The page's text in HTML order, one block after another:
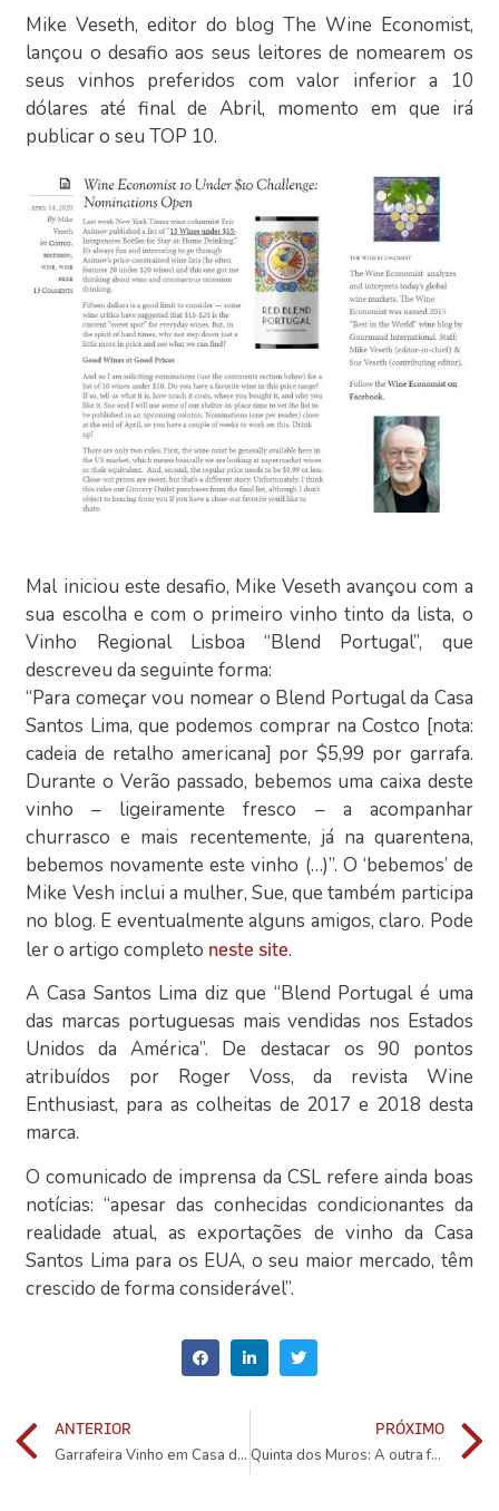
Mike Veseth, editor do blog The Wine Economist,
lançou o desafio aos seus leitores de nomearem os
seus vinhos preferidos com valor inferior a 10
dólares até final de Abril, momento em que irá
publicar o seu TOP 10.
Mal iniciou este desafio, Mike Veseth avançou com a
sua escolha e com o primeiro vinho tinto da lista, o
Vinho Regional Lisboa “Blend Portugal”, que
descreveu da seguinte forma:
“Para começar vou nomear o Blend Portugal da Casa
Santos Lima, que podemos comprar na Costco [nota:
cadeia de retalho americana] por $5,99 por garrafa.
Durante o Verão passado, bebemos uma caixa deste
vinho – ligeiramente fresco – a acompanhar
churrasco e mais recentemente, já na quarentena,
bebemos novamente este vinho (…)”. O ‘bebemos’ de
Mike Vesh inclui a mulher, Sue, que também participa
no blog. E eventualmente alguns amigos, claro. Pode
ler o artigo completo neste site.
A Casa Santos Lima diz que “Blend Portugal é uma
das marcas portuguesas mais vendidas nos Estados
Unidos da América”. De destacar os 90 pontos
atribuídos por Roger Voss, da revista Wine
Enthusiast, para as colheitas de 2017 e 2018 desta
marca.
O comunicado de imprensa da CSL refere ainda boas
notícias: “apesar das conhecidas condicionantes da
realidade atual, as exportações de vinho da Casa
Santos Lima para os EUA, o seu maior mercado, têm
crescido de forma considerável”.
ANTERIOR
Garrafeira Vinho em Casa disponível na UberEats
PRÓXIMO
Quinta dos Muros: A outra face do Portal